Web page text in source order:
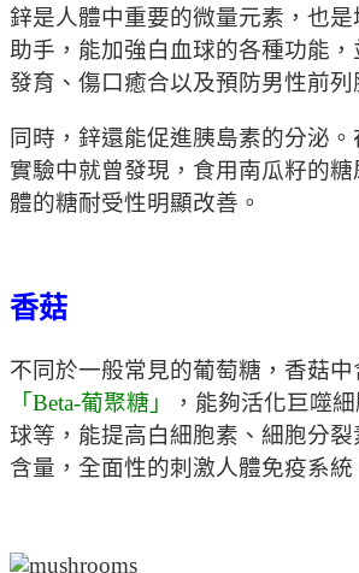
鋅是人體中重要的微量元素，也
助手，能加強白血球的各種功能
發育、傷口癒合以及預防男性前列
同時，鋅還能促進胰島素的分泌
實驗中就曾發現，食用南瓜籽的
體的糖耐受性明顯改善。
香菇
不同於一般常見的葡萄糖，香菇
「Beta-葡聚糖」
，能夠活化巨噬
球等，能提高白細胞素、細胞分
含量，全面性的刺激人體免疫系統